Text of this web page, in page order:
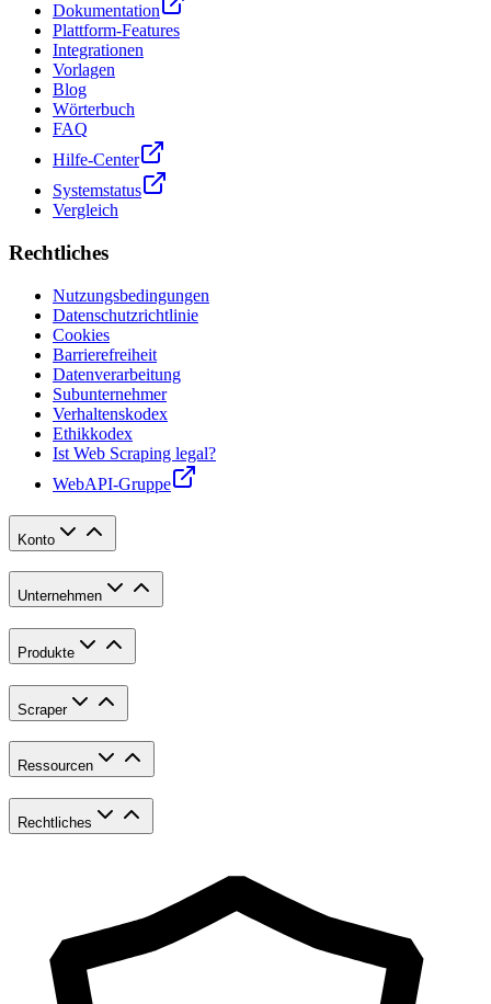
Dokumentation
Plattform-Features
Integrationen
Vorlagen
Blog
Wörterbuch
FAQ
Hilfe-Center
Systemstatus
Vergleich
Rechtliches
Nutzungsbedingungen
Datenschutzrichtlinie
Cookies
Barrierefreiheit
Datenverarbeitung
Subunternehmer
Verhaltenskodex
Ethikkodex
Ist Web Scraping legal?
WebAPI-Gruppe
Konto
Unternehmen
Produkte
Scraper
Ressourcen
Rechtliches